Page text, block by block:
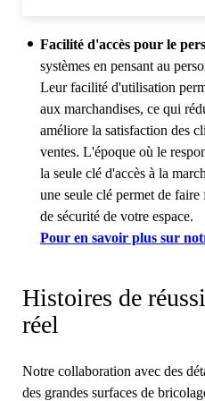
Facilité d'accès pour le
systèmes en pensant au
Leur facilité d'utilisation
aux marchandises, ce qui
améliore la satisfaction des
ventes. L'époque où le
la seule clé d'accès à la
une seule clé permet de
de sécurité de votre espace.
Pour en savoir plus sur
Histoires de
réel
Notre collaboration avec des
des grandes surfaces de